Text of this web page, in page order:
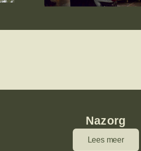
Nazorg
Lees meer